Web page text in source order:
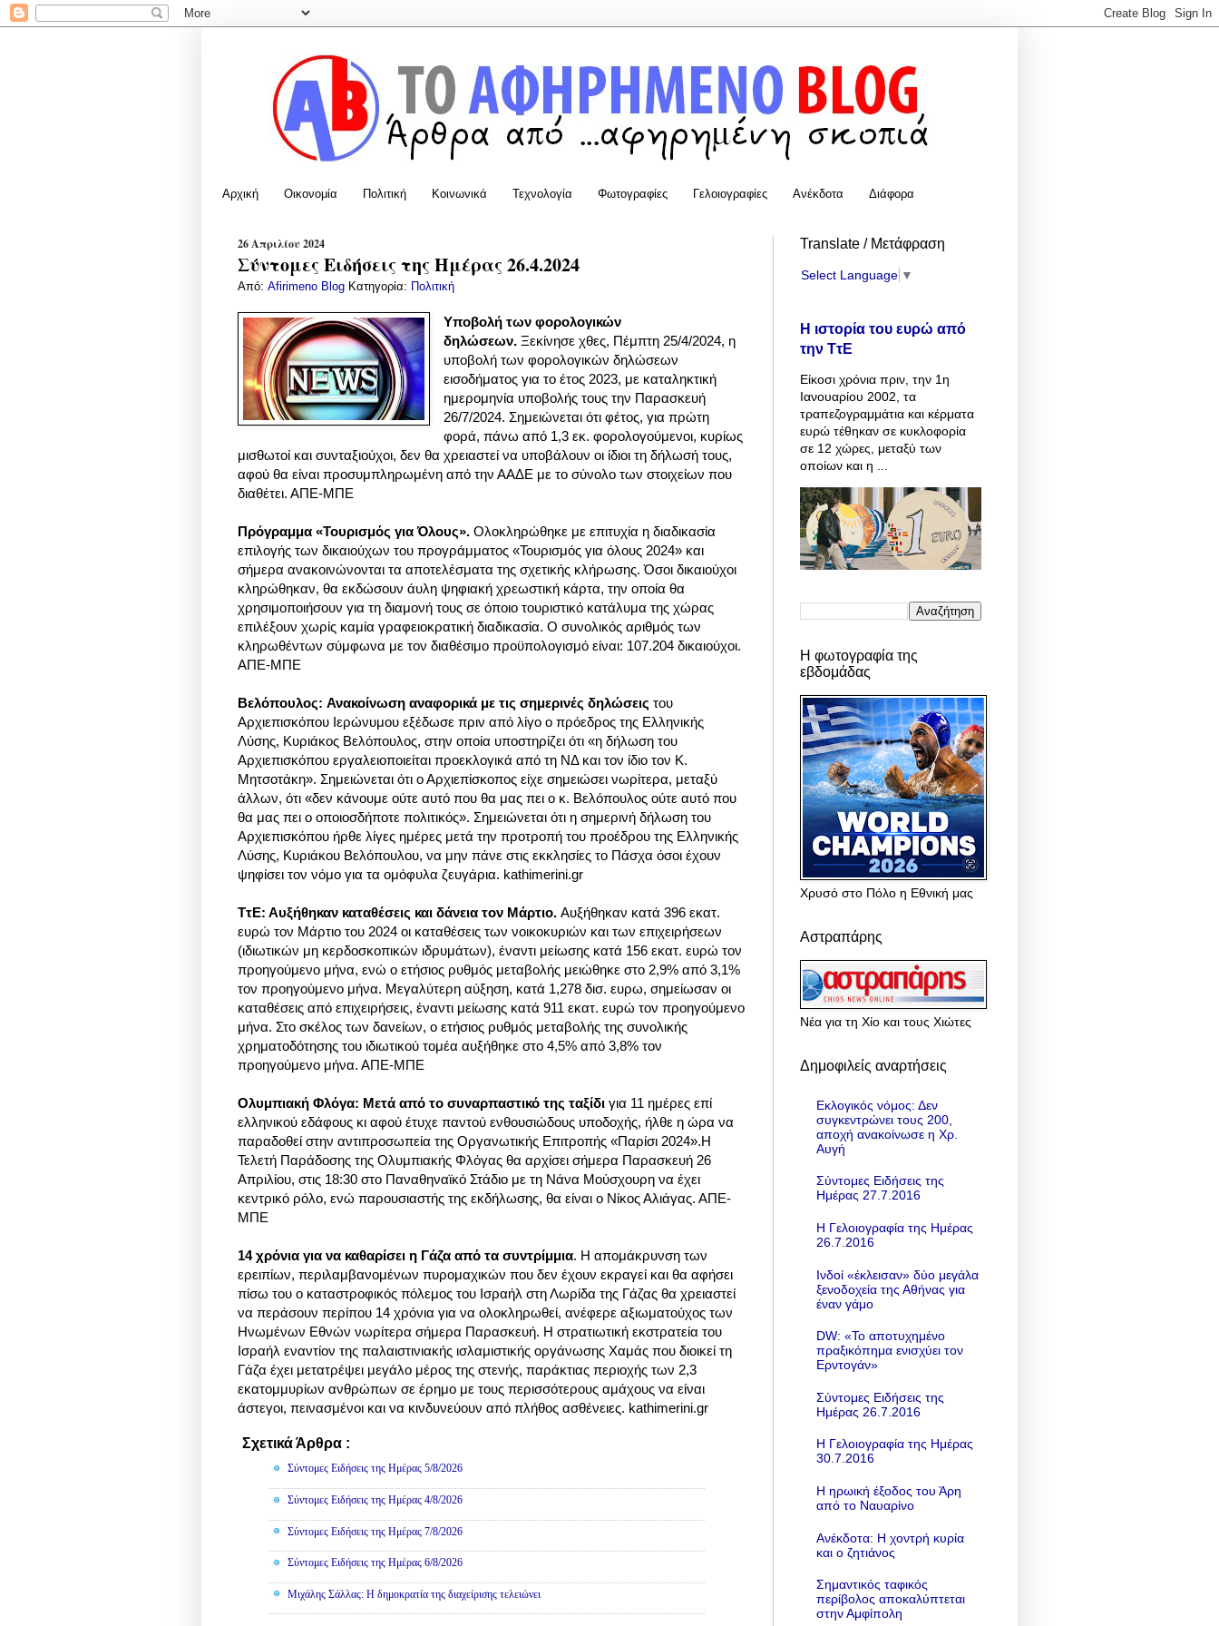
Αρχική Οικονομία Πολιτική Κοινωνικά Τεχνολογία Φωτογραφίες Γελοιογραφίες Ανέκδοτα Διάφορα
26 Απριλίου 2024
Σύντομες Ειδήσεις της Ημέρας 26.4.2024
Από: Afirimeno Blog Κατηγορία: Πολιτική
Υποβολή των φορολογικών
δηλώσεων. Ξεκίνησε χθες, Πέμπτη 25/4/2024, η
υποβολή των φορολογικών δηλώσεων
εισοδήματος για το έτος 2023, με καταληκτική
ημερομηνία υποβολής τους την Παρασκευή
26/7/2024. Σημειώνεται ότι φέτος, για πρώτη
φορά, πάνω από 1,3 εκ. φορολογούμενοι, κυρίως
μισθωτοί και συνταξιούχοι, δεν θα χρειαστεί να υποβάλουν οι ίδιοι τη δήλωσή τους,
αφού θα είναι προσυμπληρωμένη από την ΑΑΔΕ με το σύνολο των στοιχείων που
διαθέτει. ΑΠΕ-ΜΠΕ
Πρόγραμμα «Τουρισμός για Όλους». Ολοκληρώθηκε με επιτυχία η διαδικασία
επιλογής των δικαιούχων του προγράμματος «Τουρισμός για όλους 2024» και
σήμερα ανακοινώνονται τα αποτελέσματα της σχετικής κλήρωσης. Όσοι δικαιούχοι
κληρώθηκαν, θα εκδώσουν άυλη ψηφιακή χρεωστική κάρτα, την οποία θα
χρησιμοποιήσουν για τη διαμονή τους σε όποιο τουριστικό κατάλυμα της χώρας
επιλέξουν χωρίς καμία γραφειοκρατική διαδικασία. Ο συνολικός αριθμός των
κληρωθέντων σύμφωνα με τον διαθέσιμο προϋπολογισμό είναι: 107.204 δικαιούχοι.
ΑΠΕ-ΜΠΕ
Βελόπουλος: Ανακοίνωση αναφορικά με τις σημερινές δηλώσεις του
Αρχιεπισκόπου Ιερώνυμου εξέδωσε πριν από λίγο ο πρόεδρος της Ελληνικής
Λύσης, Κυριάκος Βελόπουλος, στην οποία υποστηρίζει ότι «η δήλωση του
Αρχιεπισκόπου εργαλειοποιείται προεκλογικά από τη ΝΔ και τον ίδιο τον Κ.
Μητσοτάκη». Σημειώνεται ότι ο Αρχιεπίσκοπος είχε σημειώσει νωρίτερα, μεταξύ
άλλων, ότι «δεν κάνουμε ούτε αυτό που θα μας πει ο κ. Βελόπουλος ούτε αυτό που
θα μας πει ο οποιοσδήποτε πολιτικός». Σημειώνεται ότι η σημερινή δήλωση του
Αρχιεπισκόπου ήρθε λίγες ημέρες μετά την προτροπή του προέδρου της Ελληνικής
Λύσης, Κυριάκου Βελόπουλου, να μην πάνε στις εκκλησίες το Πάσχα όσοι έχουν
ψηφίσει τον νόμο για τα ομόφυλα ζευγάρια. kathimerini.gr
ΤτΕ: Αυξήθηκαν καταθέσεις και δάνεια τον Μάρτιο. Αυξήθηκαν κατά 396 εκατ.
ευρώ τον Μάρτιο του 2024 οι καταθέσεις των νοικοκυριών και των επιχειρήσεων
(ιδιωτικών μη κερδοσκοπικών ιδρυμάτων), έναντι μείωσης κατά 156 εκατ. ευρώ τον
προηγούμενο μήνα, ενώ ο ετήσιος ρυθμός μεταβολής μειώθηκε στο 2,9% από 3,1%
τον προηγούμενο μήνα. Μεγαλύτερη αύξηση, κατά 1,278 δισ. ευρω, σημείωσαν οι
καταθέσεις από επιχειρήσεις, έναντι μείωσης κατά 911 εκατ. ευρώ τον προηγούμενο
μήνα. Στο σκέλος των δανείων, o ετήσιος ρυθμός μεταβολής της συνολικής
χρηματοδότησης του ιδιωτικού τομέα αυξήθηκε στο 4,5% από 3,8% τον
προηγούμενο μήνα. ΑΠΕ-ΜΠΕ
Ολυμπιακή Φλόγα: Μετά από το συναρπαστικό της ταξίδι για 11 ημέρες επί
ελληνικού εδάφους κι αφού έτυχε παντού ενθουσιώδους υποδοχής, ήλθε η ώρα να
παραδοθεί στην αντιπροσωπεία της Οργανωτικής Επιτροπής «Παρίσι 2024».Η
Τελετή Παράδοσης της Ολυμπιακής Φλόγας θα αρχίσει σήμερα Παρασκευή 26
Απριλίου, στις 18:30 στο Παναθηναϊκό Στάδιο με τη Νάνα Μούσχουρη να έχει
κεντρικό ρόλο, ενώ παρουσιαστής της εκδήλωσης, θα είναι ο Νίκος Αλιάγας. ΑΠΕ-
ΜΠΕ
14 χρόνια για να καθαρίσει η Γάζα από τα συντρίμμια. Η απομάκρυνση των
ερειπίων, περιλαμβανομένων πυρομαχικών που δεν έχουν εκραγεί και θα αφήσει
πίσω του ο καταστροφικός πόλεμος του Ισραήλ στη Λωρίδα της Γάζας θα χρειαστεί
να περάσουν περίπου 14 χρόνια για να ολοκληρωθεί, ανέφερε αξιωματούχος των
Ηνωμένων Εθνών νωρίτερα σήμερα Παρασκευή. Η στρατιωτική εκστρατεία του
Ισραήλ εναντίον της παλαιστινιακής ισλαμιστικής οργάνωσης Χαμάς που διοικεί τη
Γάζα έχει μετατρέψει μεγάλο μέρος της στενής, παράκτιας περιοχής των 2,3
εκατομμυρίων ανθρώπων σε έρημο με τους περισσότερους αμάχους να είναι
άστεγοι, πεινασμένοι και να κινδυνεύουν από πλήθος ασθένειες. kathimerini.gr
Σχετικά Άρθρα :
Σύντομες Ειδήσεις της Ημέρας 5/8/2026
Σύντομες Ειδήσεις της Ημέρας 4/8/2026
Σύντομες Ειδήσεις της Ημέρας 7/8/2026
Σύντομες Ειδήσεις της Ημέρας 6/8/2026
Μιχάλης Σάλλας: Η δημοκρατία της διαχείρισης τελειώνει
Translate / Μετάφραση
Select Language ▼
Η ιστορία του ευρώ από
την ΤτΕ
Είκοσι χρόνια πριν, την 1η
Ιανουαρίου 2002, τα
τραπεζογραμμάτια και κέρματα
ευρώ τέθηκαν σε κυκλοφορία
σε 12 χώρες, μεταξύ των
οποίων και η ...
Η φωτογραφία της
εβδομάδας
Χρυσό στο Πόλο η Εθνική μας
Αστραπάρης
Νέα για τη Χίο και τους Χιώτες
Δημοφιλείς αναρτήσεις
Εκλογικός νόμος: Δεν
συγκεντρώνει τους 200,
αποχή ανακοίνωσε η Χρ.
Αυγή
Σύντομες Ειδήσεις της
Ημέρας 27.7.2016
Η Γελοιογραφία της Ημέρας
26.7.2016
Ινδοί «έκλεισαν» δύο μεγάλα
ξενοδοχεία της Αθήνας για
έναν γάμο
DW: «To αποτυχημένο
πραξικόπημα ενισχύει τον
Ερντογάν»
Σύντομες Ειδήσεις της
Ημέρας 26.7.2016
Η Γελοιογραφία της Ημέρας
30.7.2016
Η ηρωική έξοδος του Άρη
από το Ναυαρίνο
Ανέκδοτα: Η χοντρή κυρία
και ο ζητιάνος
Σημαντικός ταφικός
περίβολος αποκαλύπτεται
στην Αμφίπολη